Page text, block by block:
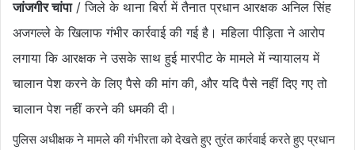
जांजगीर चांपा/ जिले के थाना बिर्रा में तैनात प्रधान आरक्षक अनिल सिंह
अजगल्ले के खिलाफ गंभीर कार्रवाई की गई है। महिला पीड़िता ने आरोप
लगाया कि आरक्षक ने उसके साथ हुई मारपीट के मामले मेंन्यायालय में
चालान पेश करने के लिए पैसे की मांग की, और यदि पैसे नहीं दिए गए तो
चालान पेश नहीं करने की धमकी दी।
पुलिस अधीक्षक ने मामले की गंभीरता को देखते हुए तुरंत कार्रवाई करते हुए प्रधान